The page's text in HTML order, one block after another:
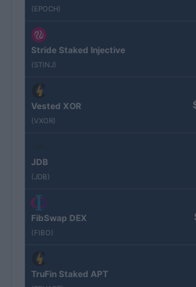
(EPOCH)
Stride Staked Injective
(STINJ)
Vested XOR
(VXOR)
JDB
(JDB)
FibSwap DEX
(FIBO)
TruFin Staked APT